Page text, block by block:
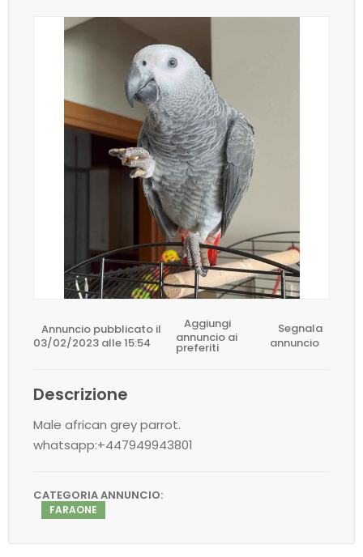
Annuncio pubblicato il
03/02/2023 alle 15:54
Aggiungi
annuncio ai
preferiti
Segnala
annuncio
Descrizione
Male african grey parrot.
whatsapp:+447949943801
CATEGORIA ANNUNCIO:
FARAONE